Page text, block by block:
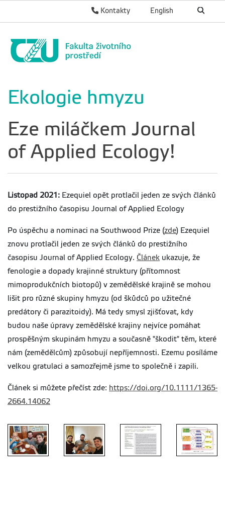
English
Kontakty
Ekologie hmyzu
Eze miláčkem Journal
of Applied Ecology!
Listopad 2021: Ezequiel opět protlačil jeden ze svých článků
do prestižního časopisu Journal of Applied Ecology
Po úspěchu a nominaci na Southwood Prize (zde) Ezequiel
znovu protlačil jeden ze svých článků do prestižního
časopisu Journal of Applied Ecology. Článek ukazuje, že
fenologie a dopady krajinné struktury (přítomnost
mimoprodukčních biotopů) v zemědělské krajině se mohou
lišit pro různé skupiny hmyzu (od škůdců po užitečné
predátory či parazitoidy). Má tedy smysl zjišťovat, kdy
budou naše úpravy zemědělské krajiny nejvíce pomáhat
prospěšným skupinám hmyzu a současně "škodit" těm, které
nám (zemědělcům) způsobují nepříjemnosti. Ezemu posíláme
velkou gratulaci a samozřejmě jsme to společně i zapili.
Článek si můžete přečíst zde: https://doi.org/10.1111/1365-
2664.14062